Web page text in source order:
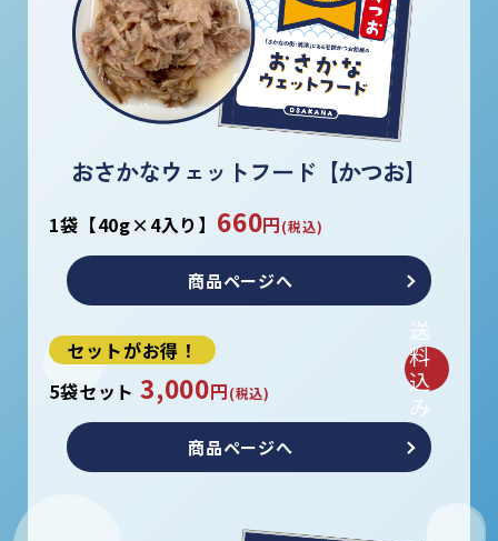
おさかなウェットフード【かつお】
1袋【40g×4入り】 660円(税込)
商品ページへ
セットがお得！
5袋セット 3,000円(税込)
送
料
込
み
商品ページへ